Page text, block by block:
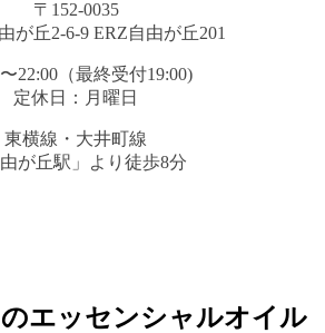
〒152-0035
が丘2-6-9 ERZ自由が丘201
22:00（最終受付19:00)
定休日：月曜日
東横線・大井町線
由が丘駅」より徒歩8分
エッセンシャルオイル